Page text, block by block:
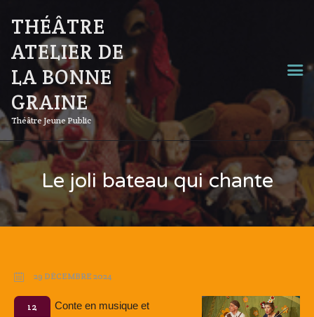
THÉÂTRE
ATELIER DE
LA BONNE
GRAINE
Théâtre Jeune Public
Le joli bateau qui chante
29 DÉCEMBRE 2024
12
Conte en musique et